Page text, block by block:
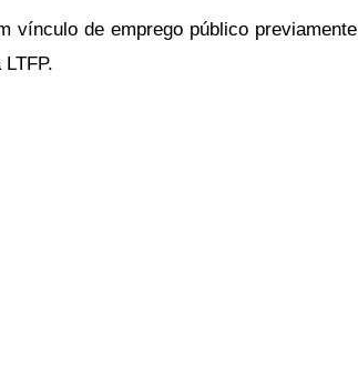
vínculo de emprego público previamente